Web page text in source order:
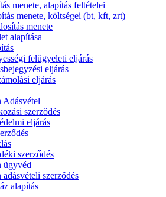
menete, alapítás feltételei
menete, költségei (bt, kft, zrt)
menete
alapítása
felügyeleti eljárás
eljárás
eljárás
Adásvétel
szerződés
eljárás
szerződés
ügyvéd
adásvételi szerződés
alapítás